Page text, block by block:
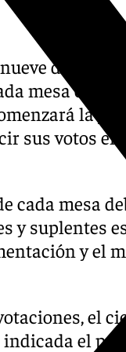
de la
mesa
la
sus votos
cada mesa
y suplentes
y el
el
indicada el